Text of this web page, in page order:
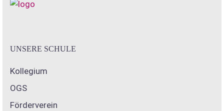
UNSERE SCHULE
Kollegium
OGS
Förderverein